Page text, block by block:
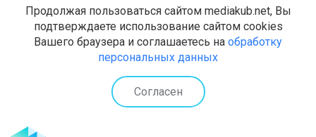
Продолжая пользоваться сайтом mediakub.net, Вы
подтверждаете использование сайтом cookies
Вашего браузера и соглашаетесь на обработку
персональных данных
Согласен